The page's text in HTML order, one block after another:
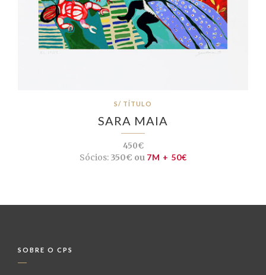
S/ TÍTULO
SARA MAIA
450€
Sócios:350€ ou 7M + 50€
SOBRE O CPS